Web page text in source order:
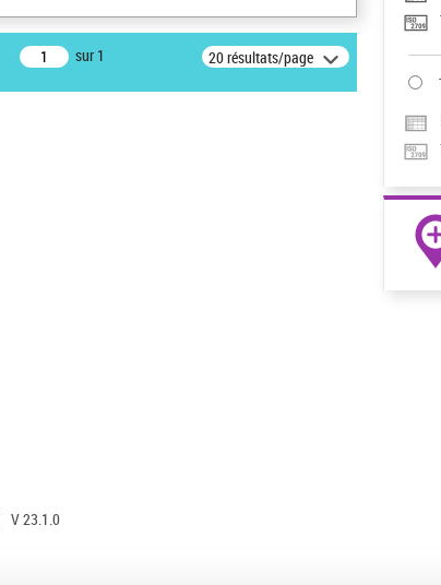
sur 1 20 résultats/page
V 23.1.0